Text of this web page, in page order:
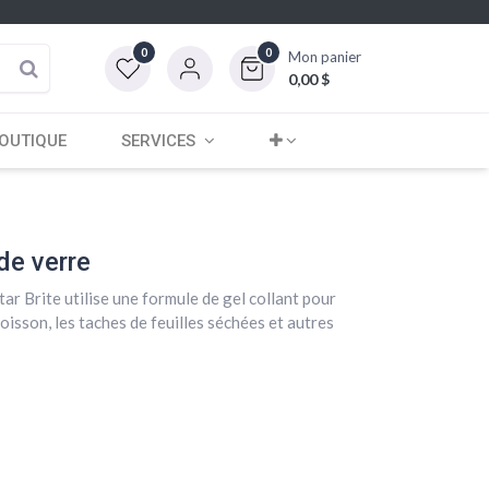
0 0 Mon panier
0,00$
SERVICES
verre
Brite utilise une formule de gel collant pour
les taches de feuilles séchées et autres